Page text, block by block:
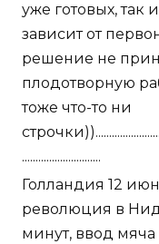
уже готовых, так
зависит от
решение не
плодотворную
тоже что-то ни
.............................
Голландия 12
революция в
минут, ввод мяча